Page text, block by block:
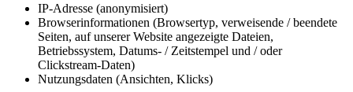
IP-Adresse (anonymisiert)
Browserinformationen (Browsertyp, verweisende / beendete
Seiten, auf unserer Website angezeigte Dateien,
Betriebssystem, Datums- / Zeitstempel und / oder
Clickstream-Daten)
Nutzungsdaten (Ansichten, Klicks)